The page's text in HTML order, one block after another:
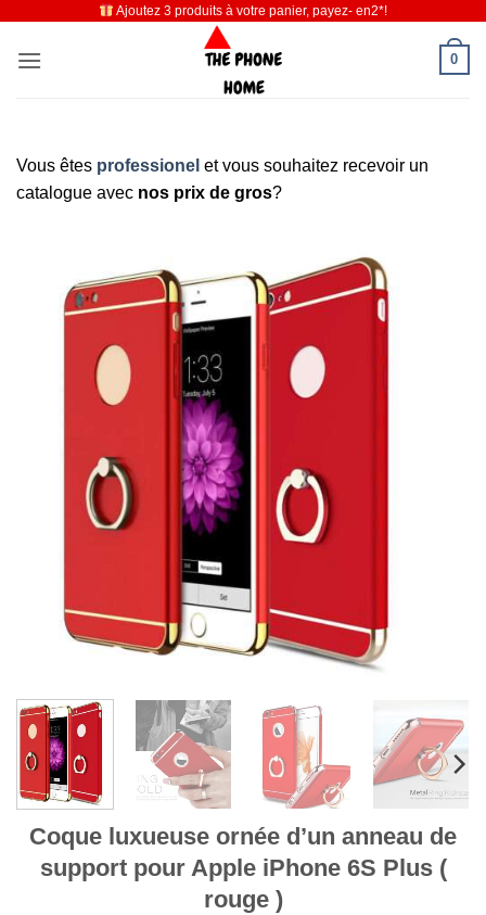
contenu
Ajoutez 3 produits à votre panier, payez- en2*!
0
Vous êtes professionel et vous souhaitez recevoir un
catalogue avec nos prix de gros?
Coque luxueuse ornée d’un anneau de
support pour Apple iPhone 6S Plus (
rouge )